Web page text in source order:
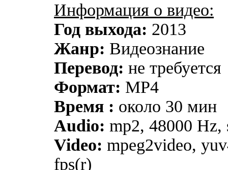
Информация о видео:
Год выхода: 2013
Жанр: Видеознание
Перевод: не требуется
Формат: MP4
Время : около 30 мин
Audio: mp2, 48000 Hz,
Video: mpeg2video,
fps(r)